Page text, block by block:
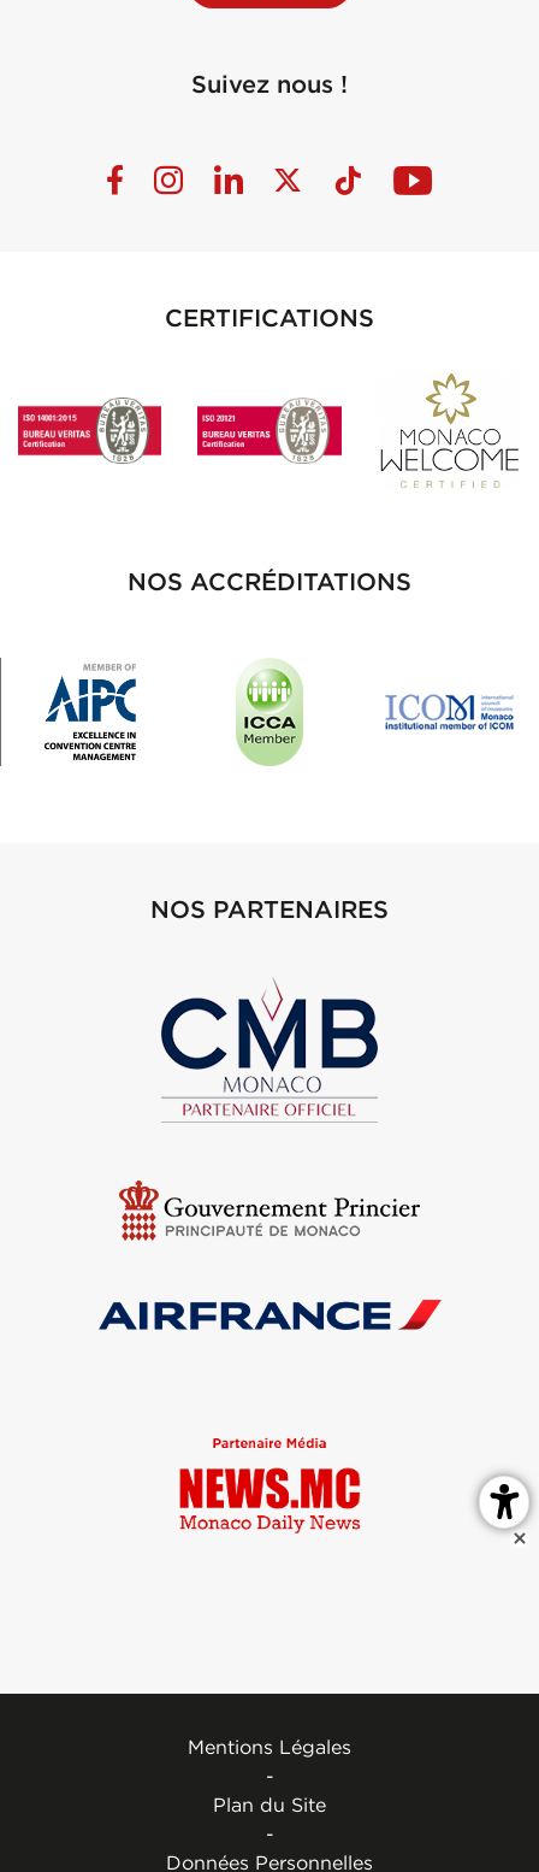
Suivez nous !
CERTIFICATIONS
NOS ACCRÉDITATIONS
NOS PARTENAIRES
Mentions Légales
-
Plan du Site
-
Données Personnelles